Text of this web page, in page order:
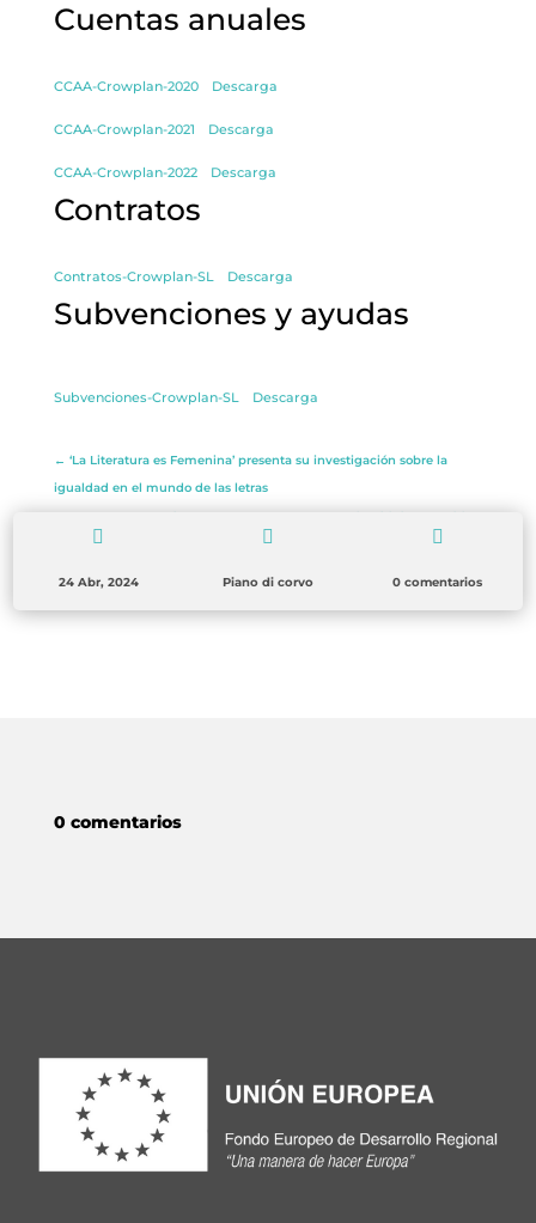
info@crowplan.com
Cuentas anuales
CCAA-Crowplan-2020 Descarga
CCAA-Crowplan-2021 Descarga
CCAA-Crowplan-2022 Descarga
Contratos
Contratos-Crowplan-SL Descarga
Subvenciones y ayudas
Subvenciones-Crowplan-SL Descarga
← ‘La Literatura es Femenina’ presenta su investigación sobre la
igualdad en el mundo de las letras
LA NEUROLITERATURA ENTRA EN NUESTROS OBJETIVOS

24 Abr, 2024

Piano di corvo

0 comentarios
0 comentarios